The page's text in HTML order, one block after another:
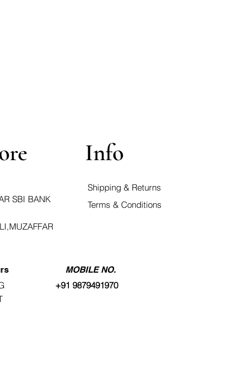
SBI BANK
Info
Shipping & Returns
Terms & Conditions
MOBILE NO.
+91 9879491970